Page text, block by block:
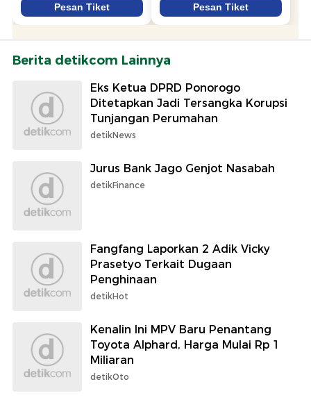
Berita detikcom Lainnya
Eks Ketua DPRD Ponorogo
Ditetapkan Jadi Tersangka Korupsi
Tunjangan Perumahan
detikNews
Jurus Bank Jago Genjot Nasabah
detikFinance
Fangfang Laporkan 2 Adik Vicky
Prasetyo Terkait Dugaan
Penghinaan
detikHot
Kenalin Ini MPV Baru Penantang
Toyota Alphard, Harga Mulai Rp 1
Miliaran
detikOto